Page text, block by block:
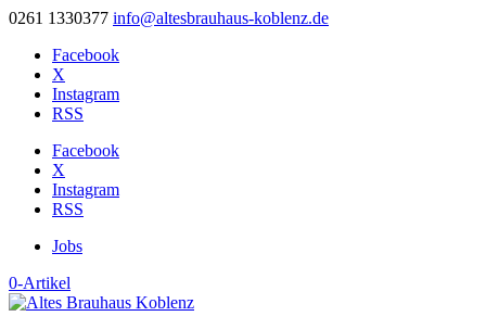
0261 1330377 info@altesbrauhaus-koblenz.de
Facebook
X
Instagram
RSS
Facebook
X
Instagram
RSS
Jobs
0-Artikel